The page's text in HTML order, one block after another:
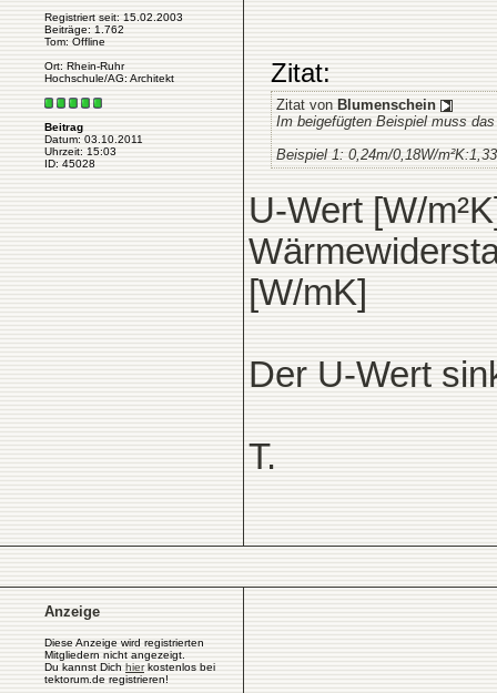
Registriert seit: 15.02.2003
Beiträge: 1.762
Tom: Offline
Ort: Rhein-Ruhr
Hochschule/AG: Architekt
Beitrag
Datum: 03.10.2011
Uhrzeit: 15:03
ID: 45028
Zitat:
Zitat von Blumenschein
Im beigefügten Beispiel muss
Beispiel 1: 0,24m/0,18W/
U-Wert [W/
[W/mK]
Der U-Wert
T.
Anzeige
Diese Anzeige wird registrierten
Mitgliedern nicht angezeigt.
Du kannst Dich hierkostenlos bei
tektorum.de registrieren!